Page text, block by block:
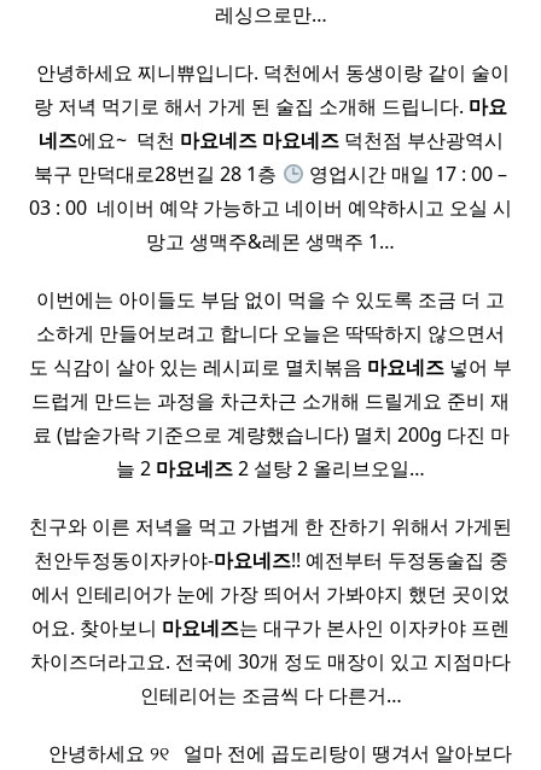
레싱으로만…
​ 안녕하세요 찌니쀼입니다. 덕천에서 동생이랑 같이 술이
랑 저녁 먹기로 해서 가게 된 술집 소개해 드립니다. 마요
네즈에요~ ​ 덕천 마요네즈 마요네즈덕천점 부산광역시
북구 만덕대로28번길 28 1층
영업시간 매일 17 : 00 –
03 : 00 ​ 네이버 예약 가능하고 네이버 예약하시고 오실 시
망고 생맥주&레몬 생맥주 1…
이번에는 아이들도 부담 없이 먹을 수 있도록 조금 더 고
소하게 만들어보려고 합니다 오늘은 딱딱하지 않으면서
도 식감이 살아 있는 레시피로 멸치볶음 마요네즈 넣어 부
드럽게 만드는 과정을 차근차근 소개해 드릴게요 준비 재
료 (밥숟가락 기준으로 계량했습니다) 멸치 200g 다진 마
늘 2 마요네즈2 설탕 2 올리브오일…
친구와 이른 저녁을 먹고 가볍게 한 잔하기 위해서 가게된
천안두정동이자카야-마요네즈!! 예전부터 두정동술집 중
에서 인테리어가 눈에 가장 띄어서 가봐야지 했던 곳이었
어요. 찾아보니 마요네즈는 대구가 본사인 이자카야 프렌
차이즈더라고요. 전국에 30개 정도 매장이 있고 지점마다
인테리어는 조금씩 다 다른거…
​ ​ ​ ​ 안녕하세요 ୨୧ ​ ​ 얼마 전에 곱도리탕이 땡겨서 알아보다